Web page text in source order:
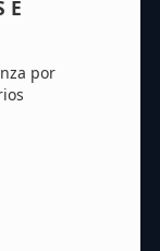
E
por